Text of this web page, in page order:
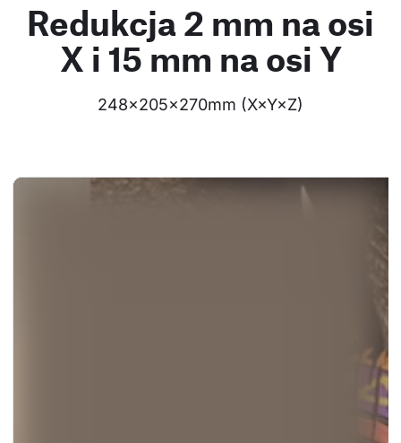
Redukcja 2 mm na osi
X i 15 mm na osi Y
248×205×270mm (X×Y×Z)